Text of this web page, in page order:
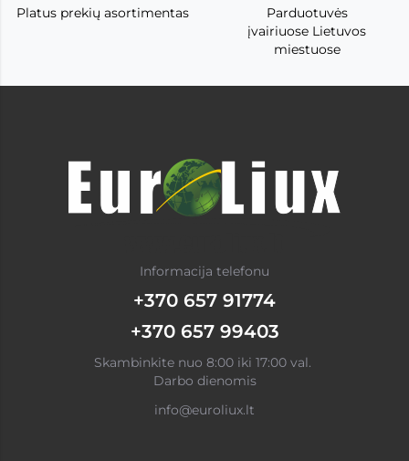
Platus prekių asortimentas
Parduotuvės
įvairiuose Lietuvos
miestuose
Informacija telefonu
+370 657 91774
+370 657 99403
Skambinkite nuo 8:00 iki 17:00 val.
Darbo dienomis
info@euroliux.lt